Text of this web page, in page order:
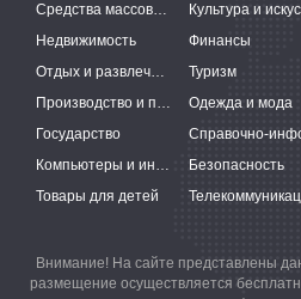
Средства массовой информации
Недвижимость
Финансы
Отдых и развлечения
Туризм
Производство и поставки
Одежда и мода
Государство
Компьютеры и интернет
Безопасность
Товары для детей
Внимание! На сайте представлены
размещение осуществляется